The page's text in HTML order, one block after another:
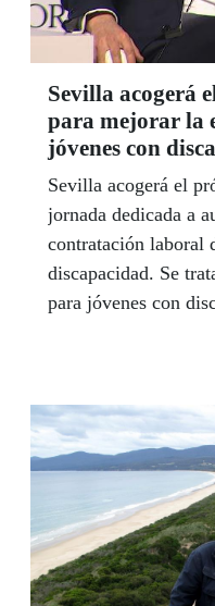
Sevilla acogerá
para mejorar la
jóvenes con
Sevilla acogerá el
jornada dedicada a
contratación laboral
discapacidad. Se
para jóvenes con
alrededores. El
Fundación ONCE,
Fondo Social
Campus
de Comercio de